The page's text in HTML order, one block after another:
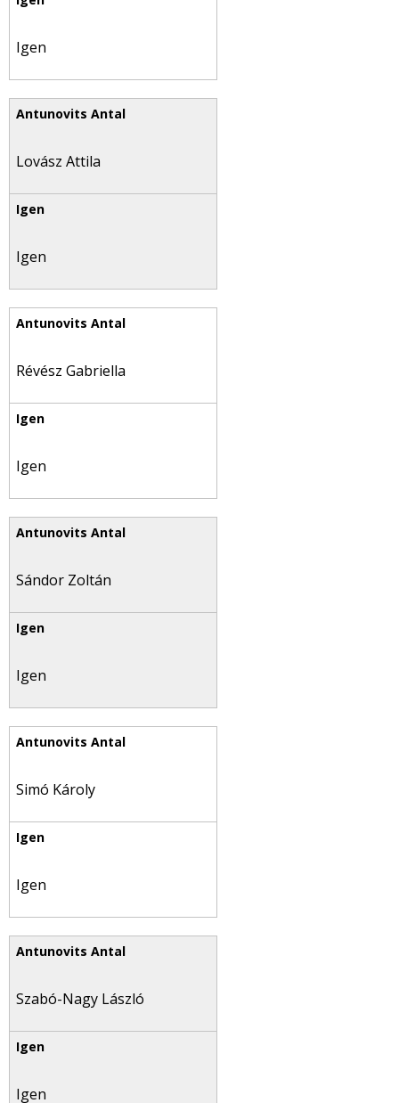
Igen
Lovász Attila
Igen
Révész Gabriella
Igen
Sándor Zoltán
Igen
Simó Károly
Igen
Szabó-Nagy László
Igen